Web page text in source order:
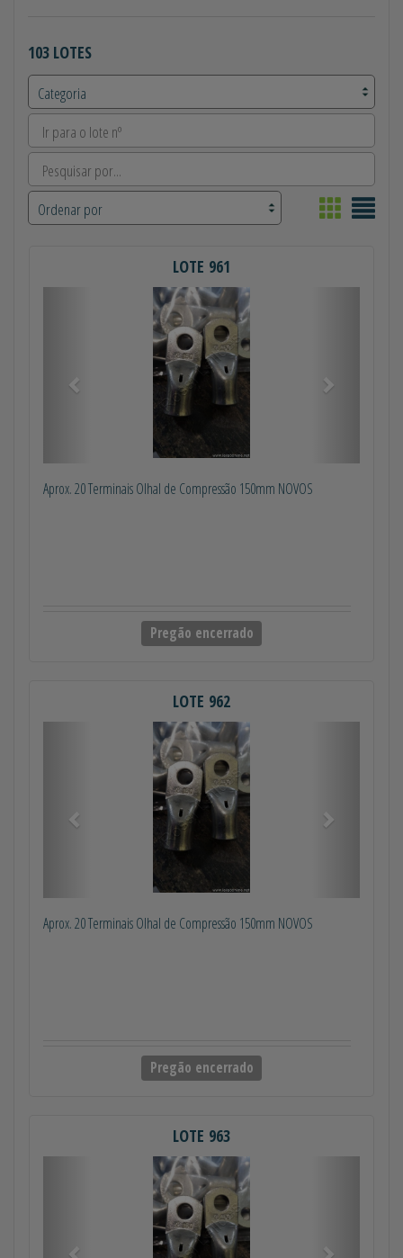
103 LOTES
LOTE 961
Aprox. 20 Terminais Olhal de Compressão 150mm NOVOS
Pregão encerrado
LOTE 962
Aprox. 20 Terminais Olhal de Compressão 150mm NOVOS
Pregão encerrado
LOTE 963